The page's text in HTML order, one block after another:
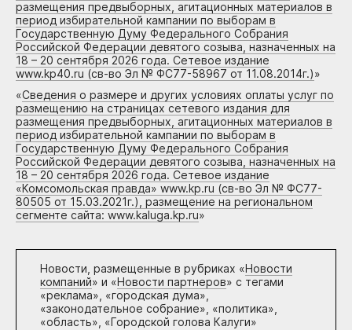
размещения предвыборных, агитационных материалов в
период избирательной кампании по выборам в
Государственную Думу Федерального Собрания
Российской Федерации девятого созыва, назначенных на
18 – 20 сентября 2026 года. Сетевое издание
www.kp40.ru (св-во Эл № ФС77-58967 от 11.08.2014г.)»
«Сведения о размере и других условиях оплаты услуг по
размещению на страницах сетевого издания для
размещения предвыборных, агитационных материалов в
период избирательной кампании по выборам в
Государственную Думу Федерального Собрания
Российской Федерации девятого созыва, назначенных на
18 – 20 сентября 2026 года. Сетевое издание
«Комсомольская правда» www.kp.ru (св-во Эл № ФС77-
80505 от 15.03.2021г.), размещение на региональном
сегменте сайта: www.kaluga.kp.ru»
Новости, размещенные в рубриках «Новости
компаний» и «Новости партнеров» с тегами
«реклама», «городская дума»,
«законодательное собрание», «политика»,
«область», «Городской голова Калуги»